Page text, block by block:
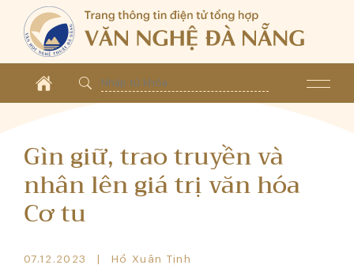
Gìn giữ, trao truyền và
nhân lên giá trị văn hóa
Cơ tu
07.12.2023 Hồ Xuân Tịnh